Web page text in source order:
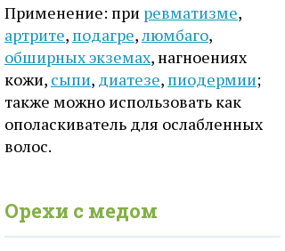
Применение: при ревматизме,
артрите, подагре,люмбаго,
обширных экземах, нагноениях
кожи, сыпи, диатезе, пиодермии;
также можно использовать как
ополаскиватель для ослабленных
волос.
Орехи с медом